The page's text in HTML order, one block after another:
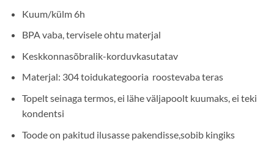
Kuum/külm 6h
BPA vaba, tervisele ohtu materjal
Keskkonnasõbralik-korduvkasutatav
Materjal: 304 toidukategooria roostevaba teras
Topelt seinaga termos, ei lähe väljapoolt kuumaks, ei teki
kondentsi
Toode on pakitud ilusasse pakendisse,sobib kingiks